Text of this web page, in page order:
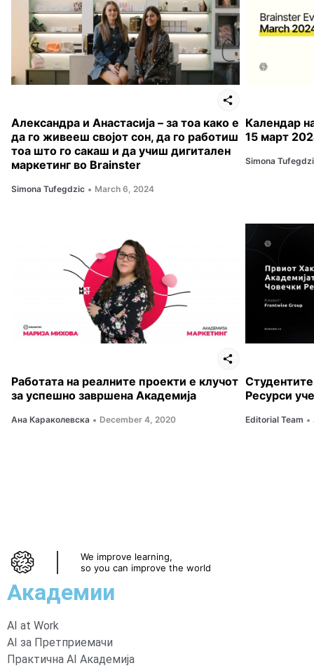
Александра и Анастасија – за тоа како е
да го живееш својот сон, да го работиш
тоа што го сакаш и да учиш дигитален
маркетинг во Brainster
Simona Tufegdzic March 6, 2024
Календар
15 март
Simona
Работата на реалните проекти е клучот
за успешно завршена Академија
Ана Караколевска December 4, 2020
Ресурси
Editorial Team
We improve learning,
so you can improve the world
Академии
AI at Work
AI за Претприемачи
Практична AI Академија